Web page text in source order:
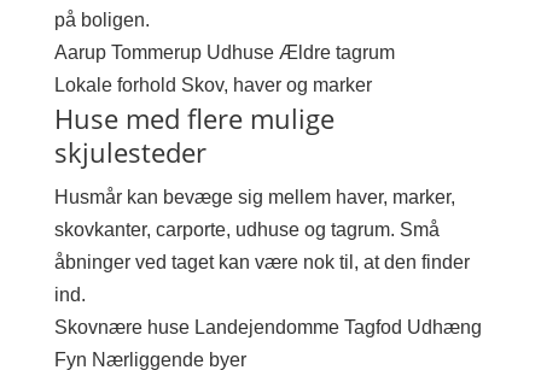
på boligen.
Aarup Tommerup Udhuse Ældre tagrum
Lokale forhold Skov, haver og marker
Huse med flere mulige
skjulesteder
Husmår kan bevæge sig mellem haver, marker,
skovkanter, carporte, udhuse og tagrum. Små
åbninger ved taget kan være nok til, at den finder
ind.
Skovnære huse Landejendomme Tagfod Udhæng
Fyn Nærliggende byer